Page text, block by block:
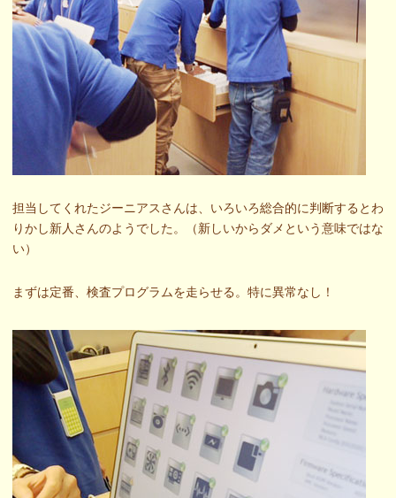
担当してくれたジーニアスさんは、いろいろ総合的に判断するとわ
りかし新人さんのようでした。（新しいからダメという意味ではな
い）
まずは定番、検査プログラムを走らせる。特に異常なし！